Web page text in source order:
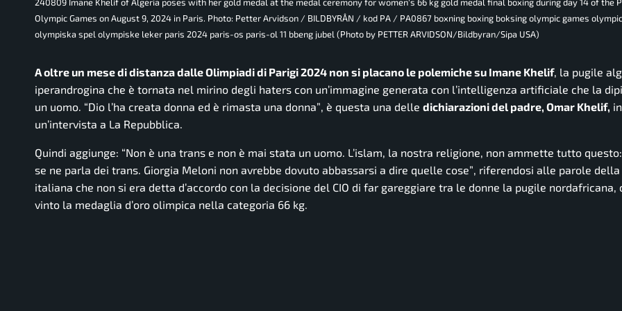
Olympic Games on August 9, 2024 in Paris. Photo: Petter Arvidson / BILDBYRÅN / kod PA / PA0867 boxning boxing boksing olympic games
olympiska spel olympiske leker paris 2024 paris-os paris-ol 11 bbeng jubel (Photo by PETTER ARVIDSON/Bildbyran/Sipa USA)
A oltre un mese di distanza dalle Olimpiadi di Parigi 2024 non si placano le polemiche su Imane Khelif, la pugile
iperandrogina che è tornata nel mirino degli haters con un’immagine generata con l’intelligenza artificiale che la
un uomo. “Dio l’ha creata donna ed è rimasta una donna” , è questa una delle dichiarazioni del padre, Omar Khelif, in
un’intervista a La Repubblica.
Quindi aggiunge: “Non è una trans e non è mai stata un uomo. L’islam, la nostra religione, non ammette tutto
se ne parla dei trans. Giorgia Meloni non avrebbe dovuto abbassarsi a dire quelle cose” , riferendosi alle parole
italiana che non si era detta d’accordo con la decisione del CIO di far gareggiare tra le donne la pugile nordafricana,
vinto la medaglia d’oro olimpica nella categoria 66 kg.